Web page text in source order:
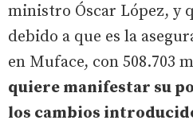
ministro Óscar López, y
debido a que es la
en Muface, con 508.703
quiere manifestar su
los cambios